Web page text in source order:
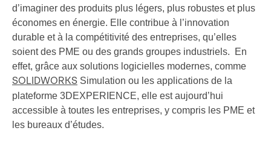
d’imaginer des produits plus légers, plus robustes et plus
économes en énergie. Elle contribue à l’innovation
durable et à la compétitivité des entreprises, qu’elles
soient des PME ou des grands groupes industriels. En
effet, grâce aux solutions logicielles modernes, comme
SOLIDWORKS Simulation ou les applications de la
plateforme 3DEXPERIENCE, elle est aujourd’hui
accessible à toutes les entreprises, y compris les PME et
les bureaux d’études.